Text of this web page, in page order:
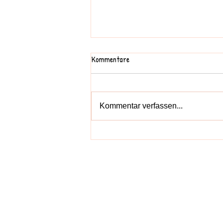
Bunter-Socken-Tag
Kommentare
Kommentar verfassen...